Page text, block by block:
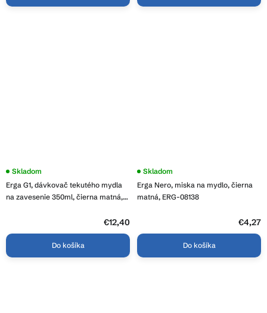
Erga G1, dávkovač tekutého mydla
na zavesenie 350ml, čierna matná,
Skladom
€12,40
Do košíka
Erga Nero, miska na mydlo, čierna
matná, ERG-08138
Skladom
€4,27
Do košíka